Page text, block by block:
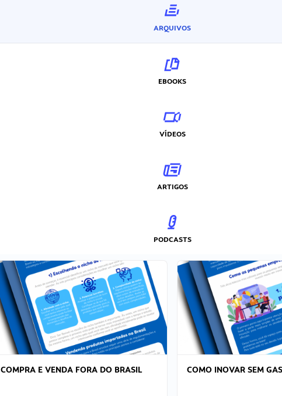
ARQUIVOS
EBOOKS
VÍDEOS
ARTIGOS
PODCASTS
COMPRA E VENDA FORA DO BRASIL COMO INOVAR SEM